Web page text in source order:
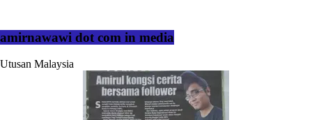
amirnawawi dot com in media
Utusan Malaysia